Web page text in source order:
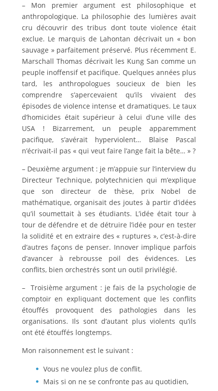
– Mon premier argument est philosophique et
anthropologique. La philosophie des lumières avait
cru découvrir des tribus dont toute violence était
exclue. Le marquis de Lahontan décrivait un « bon
sauvage » parfaitement préservé. Plus récemment E.
Marschall Thomas décrivait les Kung San comme un
peuple inoffensif et pacifique. Quelques années plus
tard, les anthropologues soucieux de bien les
comprendre s’apercevaient qu’ils vivaient des
épisodes de violence intense et dramatiques. Le taux
d’homicides était supérieur à celui d’une ville des
USA ! Bizarrement, un peuple apparemment
pacifique, s’avérait hyperviolent… Blaise Pascal
n’écrivait-il pas « qui veut faire l’ange fait la bête… » ?
– Deuxième argument : je m’appuie sur l’interview du
Directeur Technique, polytechnicien qui m’explique
que son directeur de thèse, prix Nobel de
mathématique, organisait des joutes à partir d’idées
qu’il soumettait à ses étudiants. L’idée était tour à
tour de défendre et de détruire l’idée pour en tester
la solidité et en extraire des « ruptures », c’est-à-dire
d’autres façons de penser. Innover implique parfois
d’avancer à rebrousse poil des évidences. Les
conflits, bien orchestrés sont un outil privilégié.
– Troisième argument : je fais de la psychologie de
comptoir en expliquant doctement que les conflits
étouffés provoquent des pathologies dans les
organisations. Ils sont d’autant plus violents qu’ils
ont été étouffés longtemps.
Mon raisonnement est le suivant :
Vous ne voulez plus de conflit.
Mais si on ne se confronte pas au quotidien,